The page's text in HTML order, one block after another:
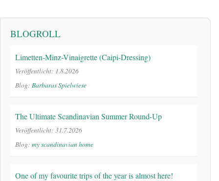
BLOGROLL
Limetten-Minz-Vinaigrette (Caipi-Dressing)
Veröffentlicht: 1.8.2026
Blog: Barbaras Spielwiese
The Ultimate Scandinavian Summer Round-Up
Veröffentlicht: 31.7.2026
Blog: my scandinavian home
One of my favourite trips of the year is almost here!